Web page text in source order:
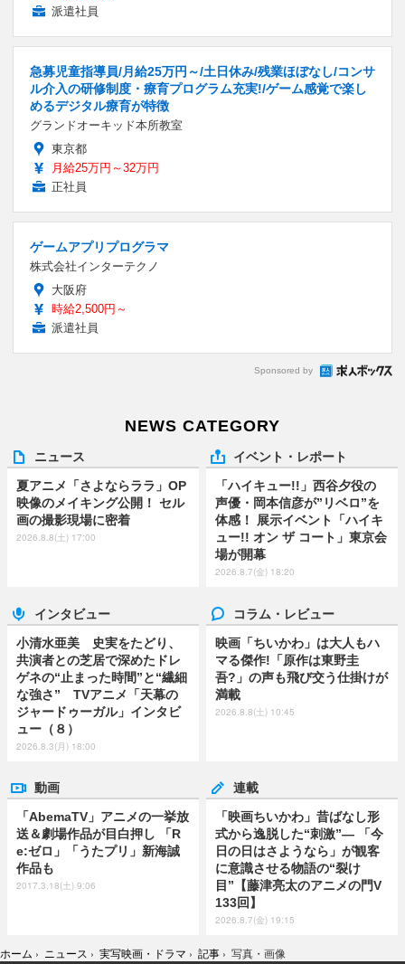
派遣社員
急募児童指導員/月給25万円～/土日休み/残業ほぼなし/コンサ
ル介入の研修制度・療育プログラム充実!/ゲーム感覚で楽し
めるデジタル療育が特徴
グランドオーキッド本所教室
東京都
月給25万円～32万円
正社員
ゲームアプリプログラマ
株式会社インターテクノ
大阪府
時給2,500円～
派遣社員
Sponsored by
NEWS CATEGORY
ニュース
夏アニメ「さよならララ」OP
映像のメイキング公開！ セル
画の撮影現場に密着
2026.8.8(土) 17:00
イベント・レポート
「ハイキュー!!」西谷夕役の
声優・岡本信彦が”リベロ”を
体感！ 展示イベント「ハイキ
ュー!! オン ザ コート」東京会
場が開幕
2026.8.7(金) 18:20
インタビュー
小清水亜美 史実をたどり、
共演者との芝居で深めたドレ
ゲネの“止まった時間”と“繊細
な強さ” TVアニメ「天幕の
ジャードゥーガル」インタビ
ュー（８）
2026.8.3(月) 18:00
コラム・レビュー
映画「ちいかわ」は大人もハ
マる傑作!「原作は東野圭
吾?」の声も飛び交う仕掛けが
満載
2026.8.8(土) 10:45
動画
「AbemaTV」アニメの一挙放
送＆劇場作品が目白押し 「R
e:ゼロ」「うたプリ」新海誠
作品も
2017.3.18(土) 9:06
連載
「映画ちいかわ」昔ばなし形
式から逸脱した“刺激”― 「今
日の日はさようなら」が観客
に意識させる物語の“裂け
目”【藤津亮太のアニメの門V
133回】
2026.8.7(金) 19:15
ホーム › ニュース › 実写映画・ドラマ › 記事 › 写真・画像